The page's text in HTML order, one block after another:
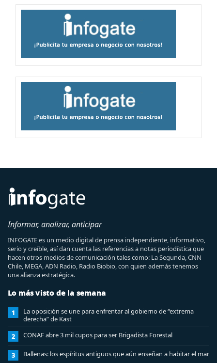
Informar, analizar, anticipar
INFOGATE es un medio digital de prensa independiente, informativo,
serio y creíble, así dan cuenta las referencias a notas periodística que
hacen otros medios de comunicación tales como: La Segunda, CNN
Chile, MEGA, ADN Radio, Radio Biobio, con quien además tenemos
una alianza estratégica.
Lo más visto de la semana
1
La oposición se une para enfrentar al gobierno de “extrema
derecha” de Kast
2 CONAF abre 3 mil cupos para ser Brigadista Forestal
3 Ballenas: los espíritus antiguos que aún enseñan a habitar el mar